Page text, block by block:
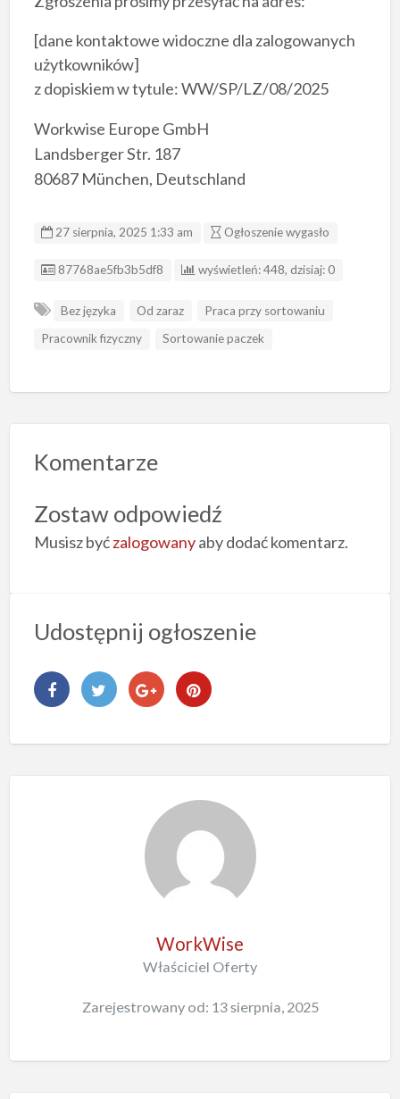
[dane kontaktowe widoczne dla zalogowanych
użytkowników]
z dopiskiem w tytule: WW/SP/LZ/08/2025
Workwise Europe GmbH
Landsberger Str. 187
80687 München, Deutschland
27 sierpnia, 2025 1:33 am Ogłoszenie wygasło
ID ogłoszenia
87768ae5fb3b5df8 wyświetleń: 448, dzisiaj: 0
Bez języka Od zaraz
Praca przy sortowaniu
Pracownik fizyczny
Sortowanie paczek
Komentarze
Zostaw odpowiedź
Musisz byćzalogowanyaby dodać komentarz.
Udostępnij ogłoszenie
WorkWise
Właściciel Oferty
Zarejestrowany od: 13 sierpnia, 2025